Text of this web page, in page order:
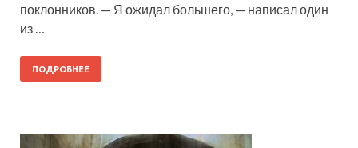
поклонников. — Я ожидал большего, — написал один
из …
ПОДРОБНЕЕ